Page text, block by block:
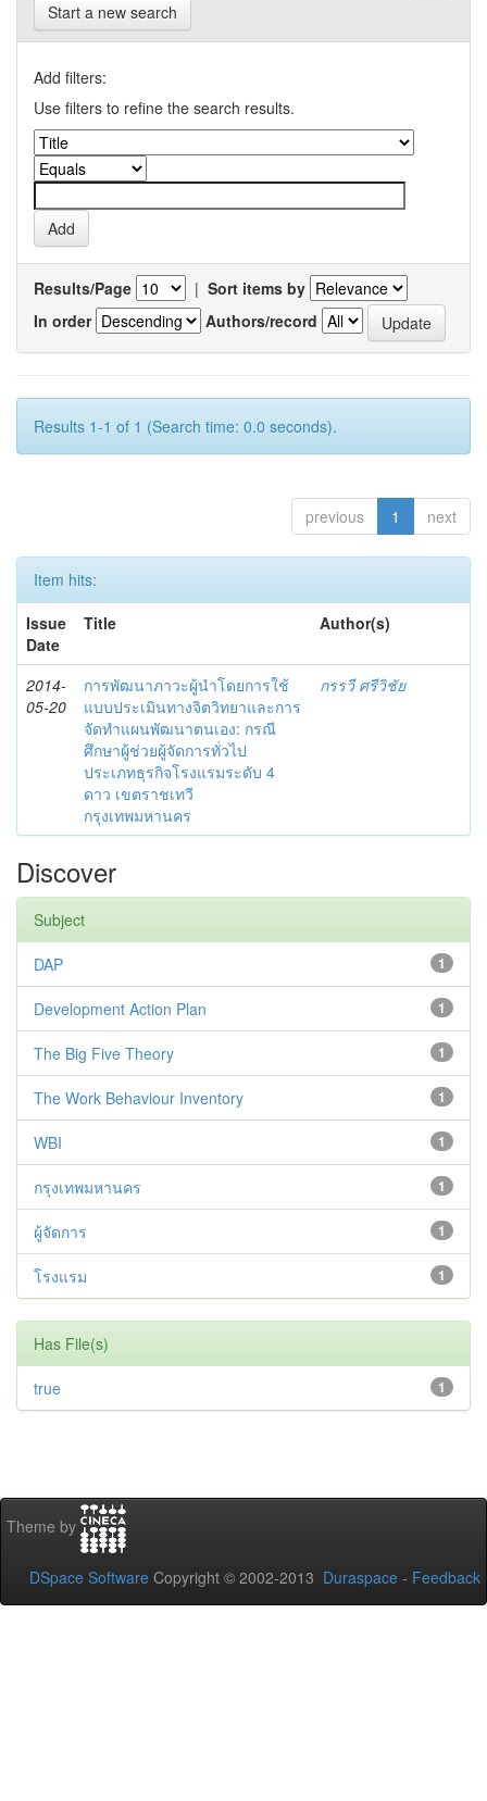
Start a new search
Add filters:
Use filters to refine the search results.
Results/Page | Sort items by
In order
Authors/record
Results 1-1 of 1 (Search time: 0.0 seconds).
previous 1 next
Item hits:
Issue
Date
Title Author(s)
2014-
05-20
การพัฒนาภาวะผู้นำโดยการใช้
แบบประเมินทางจิตวิทยาและการ
จัดทำแผนพัฒนาตนเอง: กรณี
ศึกษาผู้ช่วยผู้จัดการทั่วไป
ประเภทธุรกิจโรงแรมระดับ 4
ดาว เขตราชเทวี
กรุงเทพมหานคร
กรรวี ศรีวิชัย
Discover
Subject
1
DAP
1
Development Action Plan
1
The Big Five Theory
1
The Work Behaviour Inventory
1
WBI
1
กรุงเทพมหานคร
1
ผู้จัดการ
1
โรงแรม
Has File(s)
1
true
Theme by
DSpace Software Copyright © 2002-2013 Duraspace - Feedback